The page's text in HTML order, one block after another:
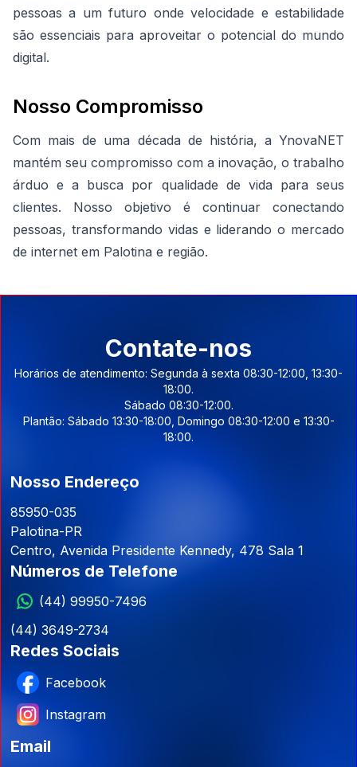
pessoas a um futuro onde velocidade e estabilidade
são essenciais para aproveitar o potencial do mundo
digital.
Nosso Compromisso
Com mais de uma década de história, a YnovaNET
mantém seu compromisso com a inovação, o trabalho
árduo e a busca por qualidade de vida para seus
clientes. Nosso objetivo é continuar conectando
pessoas, transformando vidas e liderando o mercado
de internet em Palotina e região.
Contate-nos
Horários de atendimento: Segunda à sexta 08:30-12:00, 13:30-
18:00.
Sábado 08:30-12:00.
Plantão: Sábado 13:30-18:00, Domingo 08:30-12:00 e 13:30-
18:00.
Nosso Endereço
85950-035
Palotina-PR
Centro, Avenida Presidente Kennedy, 478 Sala 1
Números de Telefone
(44) 99950-7496
(44) 3649-2734
Redes Sociais
Facebook
Instagram
Email